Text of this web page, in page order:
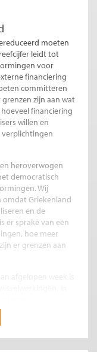
moeten
leidt tot
voor
financiering
committeren
zijn aan wat
financiering
willen en
verplichtingen
heroverwogen
democratisch
Wij
Griekenland
en de
er sprake van een
hoe meer
er grenzen aan
bijgesteld van
twee jaar